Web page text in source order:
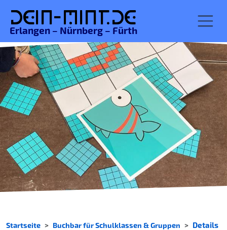
Dein-MINT.de
Erlangen – Nürnberg – Fürth
Startseite Buchbar für Schulklassen & Gruppen Details